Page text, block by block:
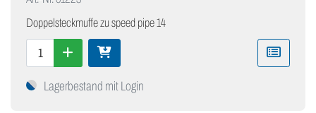
Doppelsteckmuffe zu speed pipe 14
Lagerbestand mit Login